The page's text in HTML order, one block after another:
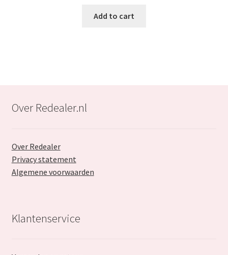
was:
Add to cart
Over Redealer.nl
Over Redealer
Privacy statement
Algemene voorwaarden
Klantenservice